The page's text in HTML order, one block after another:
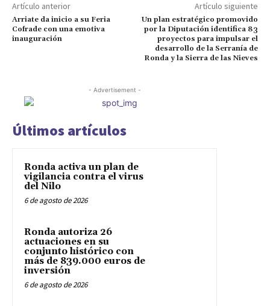
Artículo anterior
Arriate da inicio a su Feria
Cofrade con una emotiva
inauguración
Artículo siguiente
Un plan estratégico promovido
por la Diputación identifica 83
proyectos para impulsar el
desarrollo de la Serranía de
Ronda y la Sierra de las Nieves
- Advertisement -
Últimos artículos
Ronda activa un plan de
vigilancia contra el virus
del Nilo
6 de agosto de 2026
Ronda autoriza 26
actuaciones en su
conjunto histórico con
más de 839.000 euros de
inversión
6 de agosto de 2026